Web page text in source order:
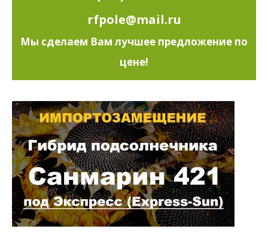
rfpole@mail.ru
Мы сделаем Вам лучшее предложение по
цене!